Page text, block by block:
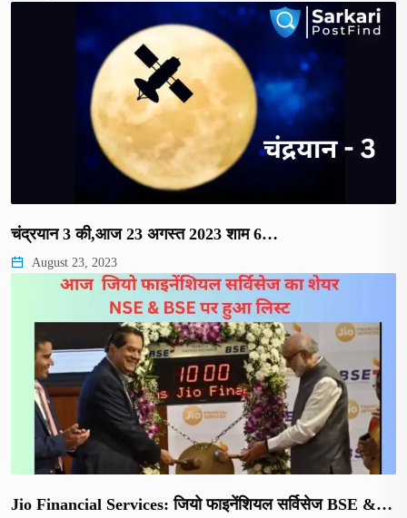
चंद्रयान 3 की,आज 23 अगस्त 2023 शाम 6…
August 23, 2023
Jio Financial Services: जियो फाइनेंशियल सर्विसेज BSE &…